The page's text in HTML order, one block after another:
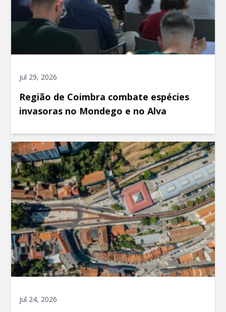
jul 29, 2026
Região de Coimbra combate espécies
invasoras no Mondego e no Alva
jul 24, 2026